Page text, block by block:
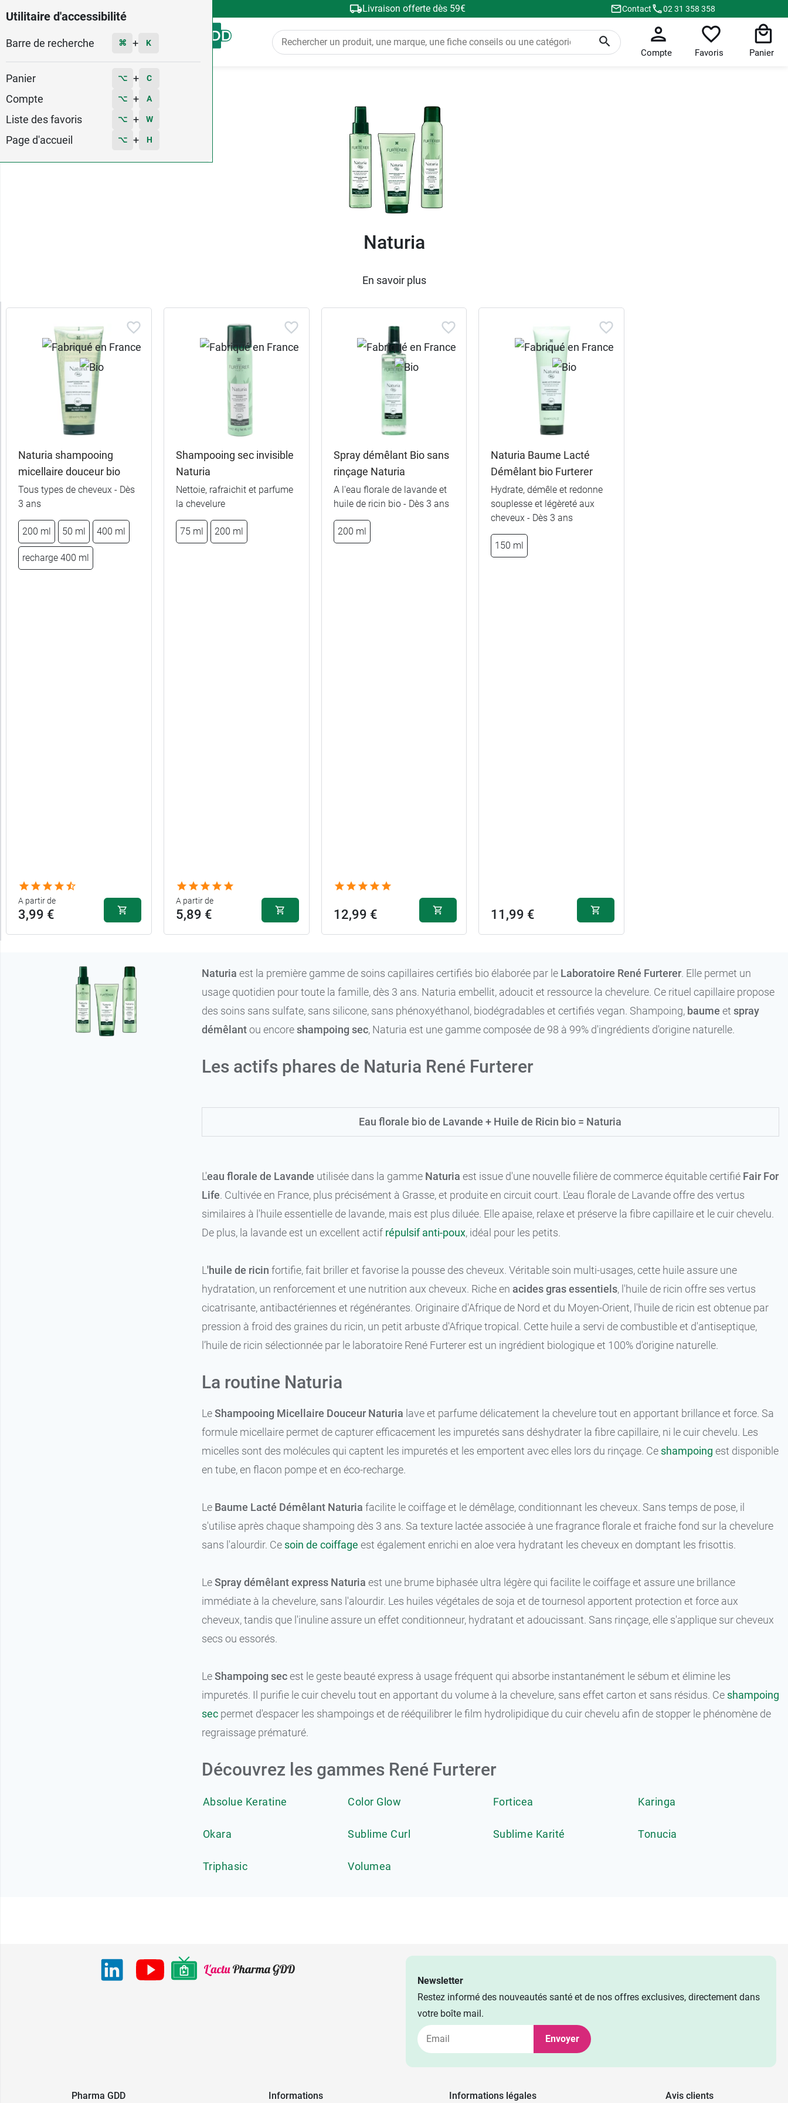
Utilitaire d'accessibilité
Barre de recherche ⌘ + K
Panier ⌥ + C
Compte ⌥ + A
Liste des favoris ⌥ + W
Page d'accueil ⌥ + H
Livraison offerte dès 59€ Contact 02 31 358 358
Menu
Compte Favoris Panier
Naturia
En savoir plus
Par défaut
Fabriqué
France
Naturia shampooing
micellaire douceur bio
Tous types de cheveux - Dès
3 ans
200 ml 50 ml 400 ml
recharge 400 ml
A partir de
3,99 €
Shampooing sec invisible
Naturia
Nettoie, rafraichit et parfume
la chevelure
75 ml 200 ml
A partir de
5,89 €
8,99 €
Spray démêlant Bio sans
rinçage Naturia
A l'eau florale de lavande et
huile de ricin bio - Dès 3 ans
200 ml
12,99 €
Naturia Baume Lacté
Démêlant bio Furterer
Hydrate, démêle et redonne
souplesse et légèreté aux
cheveux - Dès 3 ans
150 ml
11,99 €
Naturia est la première gamme de soins capillaires certifiés bio élaborée par le Laboratoire René Furterer. Elle permet un
usage quotidien pour toute la famille, dès 3 ans. Naturia embellit, adoucit et ressource la chevelure. Ce rituel capillaire propose
des soins sans sulfate, sans silicone, sans phénoxyéthanol, biodégradables et certifiés vegan. Shampoing, baume et spray
démêlantou encoreshampoing sec, Naturia est une gamme composée de 98 à 99% d'ingrédients d'origine naturelle.
Les actifs phares de Naturia René Furterer
Eau florale bio de Lavande + Huile de Ricin bio = Naturia
L'eau florale de Lavande utilisée dans la gamme Naturia est issue d'une nouvelle filière de commerce équitable certifié Fair For
Life. Cultivée en France, plus précisément à Grasse, et produite en circuit court. L'eau florale de Lavande offre des vertus
similaires à l'huile essentielle de lavande, mais est plus diluée. Elle apaise, relaxe et préserve la fibre capillaire et le cuir chevelu.
De plus, la lavande est un excellent actif répulsif anti-poux, idéal pour les petits.
L 'huile de ricin fortifie, fait briller et favorise la pousse des cheveux. Véritable soin multi-usages, cette huile assure une
hydratation, un renforcement et une nutrition aux cheveux. Riche en acides gras essentiels, l'huile de ricin offre ses vertus
cicatrisante, antibactériennes et régénérantes. Originaire d'Afrique de Nord et du Moyen-Orient, l'huile de ricin est obtenue par
pression à froid des graines du ricin, un petit arbuste d'Afrique tropical. Cette huile a servi de combustible et d'antiseptique,
l’huile de ricin sélectionnée par le laboratoire René Furterer est un ingrédient biologique et 100% d'origine naturelle.
La routine Naturia
LeShampooing Micellaire Douceur Naturia lave et parfume délicatement la chevelure tout en apportant brillance et force. Sa
formule micellaire permet de capturer efficacement les impuretés sans déshydrater la fibre capillaire, ni le cuir chevelu. Les
micelles sont des molécules qui captent les impuretés et les emportent avec elles lors du rinçage. Ce shampoing est disponible
en tube, en flacon pompe et en éco-recharge.
Le Baume Lacté Démêlant Naturia facilite le coiffage et le démêlage, conditionnant les cheveux. Sans temps de pose, il
s'utilise après chaque shampoing dès 3 ans. Sa texture lactée associée à une fragrance florale et fraiche fond sur la chevelure
sans l'alourdir. Ce soin de coiffage est également enrichi en aloe vera hydratant les cheveux en domptant les frisottis.
LeSpray démêlant express Naturia est une brume biphasée ultra légère qui facilite le coiffage et assure une brillance
immédiate à la chevelure, sans l'alourdir. Les huiles végétales de soja et de tournesol apportent protection et force aux
cheveux, tandis que l'inuline assure un effet conditionneur, hydratant et adoucissant. Sans rinçage, elle s'applique sur cheveux
secs ou essorés.
LeShampoing secest le geste beauté express à usage fréquent qui absorbe instantanément le sébum et élimine les
impuretés. Il purifie le cuir chevelu tout en apportant du volume à la chevelure, sans effet carton et sans résidus. Ce shampoing
secpermet d'espacer les shampoings et de rééquilibrer le film hydrolipidique du cuir chevelu afin de stopper le phénomène de
regraissage prématuré.
Découvrez les gammes René Furterer
Absolue Keratine Color Glow Forticea Karinga
Okara Sublime Curl Sublime Karité Tonucia
Triphasic Volumea
Newsletter
Restez informé des nouveautés santé et de nos offres exclusives, directement dans
votre boîte mail.
Envoyer
Pharma GDD Informations Informations légales Avis clients